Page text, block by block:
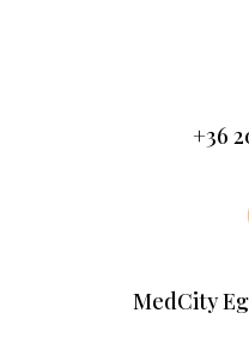
+36
MedCity